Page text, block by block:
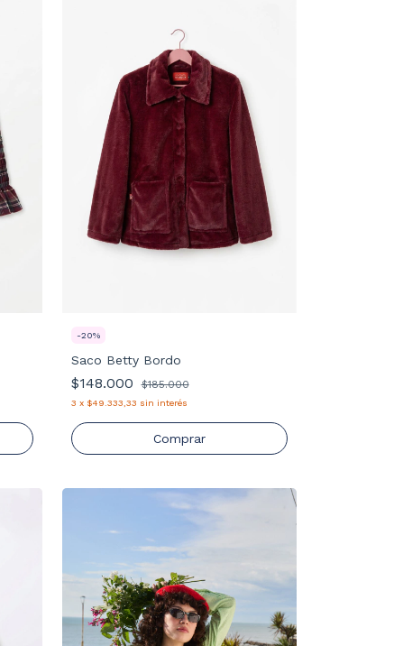
-20%
Saco Betty Bordo
$148.000 $185.000
3 x $49.333,33 sin interés
Comprar